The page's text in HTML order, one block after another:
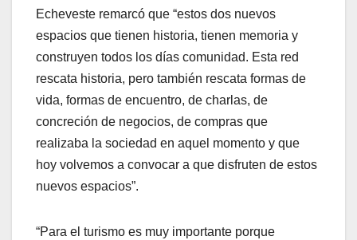
Echeveste remarcó que “estos dos nuevos
espacios que tienen historia, tienen memoria y
construyen todos los días comunidad. Esta red
rescata historia, pero también rescata formas de
vida, formas de encuentro, de charlas, de
concreción de negocios, de compras que
realizaba la sociedad en aquel momento y que
hoy volvemos a convocar a que disfruten de estos
nuevos espacios”.
“Para el turismo es muy importante porque